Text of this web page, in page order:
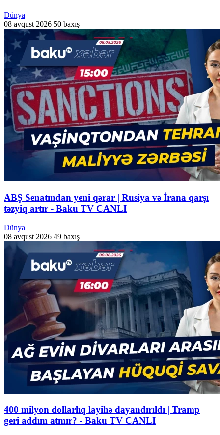
Dünya
08 avqust 2026 50 baxış
ABŞ Senatından yeni qərar | Rusiya və İrana qarşı
təzyiq artır - Baku TV CANLI
Dünya
08 avqust 2026 49 baxış
400 milyon dollarlıq layihə dayandırıldı | Tramp
geri addım atmır? - Baku TV CANLI